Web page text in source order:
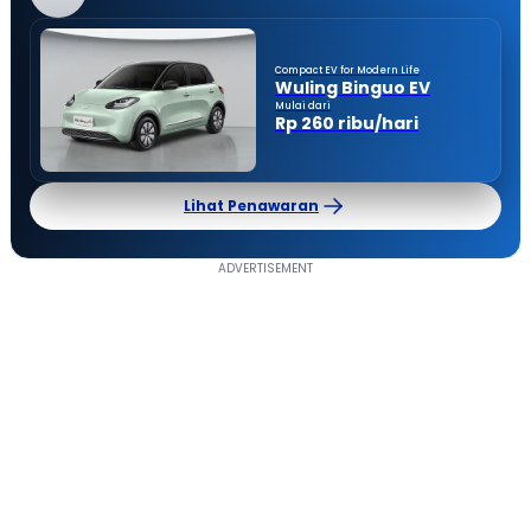
Compact EV for Modern Life
Wuling Binguo EV
Mulai dari
Rp 260 ribu/hari
Lihat Penawaran